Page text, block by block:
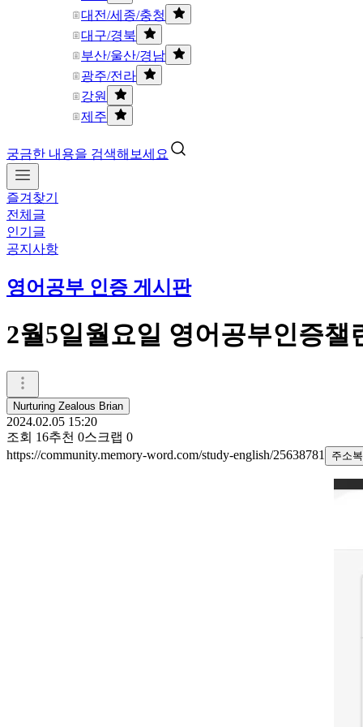
대전/세종/충청
대구/경북
부산/울산/경남
광주/전라
강원
제주
궁금한 내용을 검색해보세요
즐겨찾기
전체글
인기글
공지사항
영어공부 인증 게시판
2월5일월요일 영어공부인증챌
Nurturing Zealous Brian
2024.02.05 15:20
조회 16추천 0스크랩 0
https://community.memory-word.com/study-english/25638781
주소